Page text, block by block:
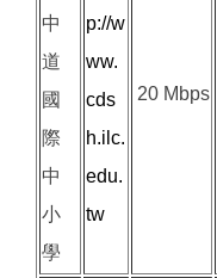
中
道
國
際
中
小
學
p://w
ww.
cds
h.ilc.
edu.
tw
20 Mbps